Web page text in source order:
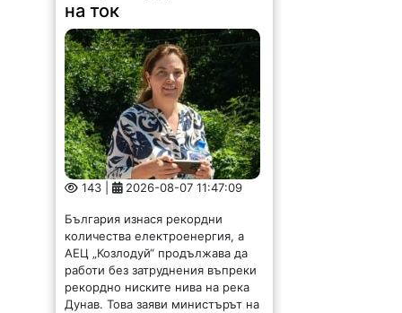
на ток
143 | 2026-08-07 11:47:09
България изнася рекордни
количества електроенергия, а
АЕЦ „Козлодуй“ продължава да
работи без затруднения въпреки
рекордно ниските нива на река
Дунав. Това заяви министърът на